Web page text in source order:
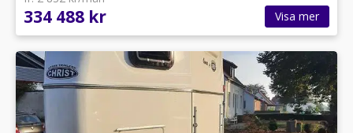
334 488 kr Visa mer